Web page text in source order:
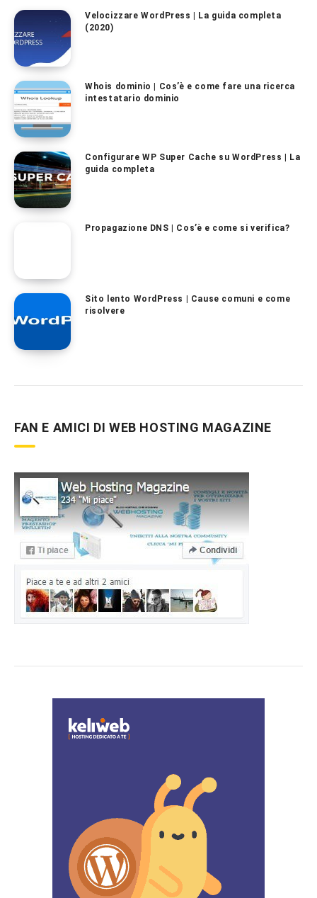
Velocizzare WordPress | La guida completa
(2020)
Whois dominio | Cos’è e come fare una ricerca
intestatario dominio
Configurare WP Super Cache su WordPress | La
guida completa
Propagazione DNS | Cos’è e come si verifica?
Sito lento WordPress | Cause comuni e come
risolvere
FAN E AMICI DI WEB HOSTING MAGAZINE